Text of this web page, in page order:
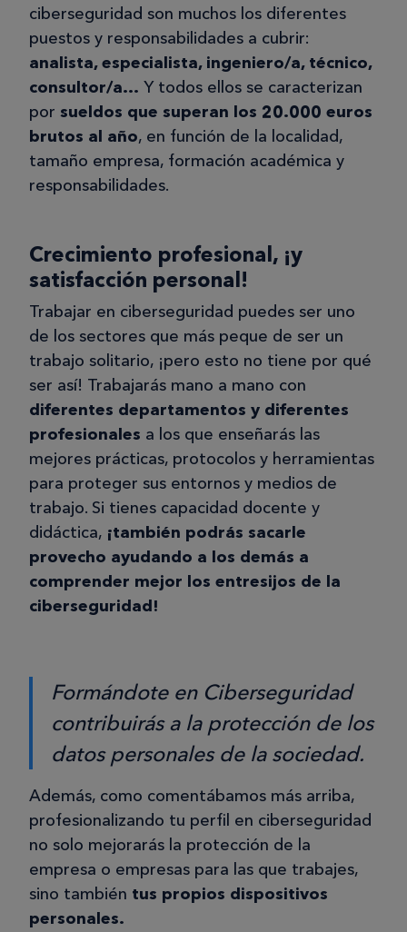
ciberseguridad son muchos los diferentes
puestos y responsabilidades a cubrir:
analista, especialista, ingeniero/a, técnico,
consultor/a… Y todos ellos se caracterizan
por sueldos que superan los 20.000 euros
brutos al año, en función de la localidad,
tamaño empresa, formación académica y
responsabilidades.
Crecimiento profesional, ¡y
satisfacción personal!
Trabajar en ciberseguridad puedes ser uno
de los sectores que más peque de ser un
trabajo solitario, ¡pero esto no tiene por qué
ser así! Trabajarás mano a mano con
diferentes departamentos y diferentes
profesionales a los que enseñarás las
mejores prácticas, protocolos y herramientas
para proteger sus entornos y medios de
trabajo. Si tienes capacidad docente y
didáctica, ¡también podrás sacarle
provecho ayudando a los demás a
comprender mejor los entresijos de la
ciberseguridad!
Formándote en Ciberseguridad
contribuirás a la protección de los
datos personales de la sociedad.
Además, como comentábamos más arriba,
profesionalizando tu perfil en ciberseguridad
no solo mejorarás la protección de la
empresa o empresas para las que trabajes,
sino también tus propios dispositivos
personales.